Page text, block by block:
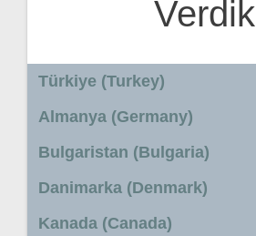
Verdik
Türkiye (Turkey)
Almanya (Germany)
Bulgaristan (Bulgaria)
Danimarka (Denmark)
Kanada (Canada)